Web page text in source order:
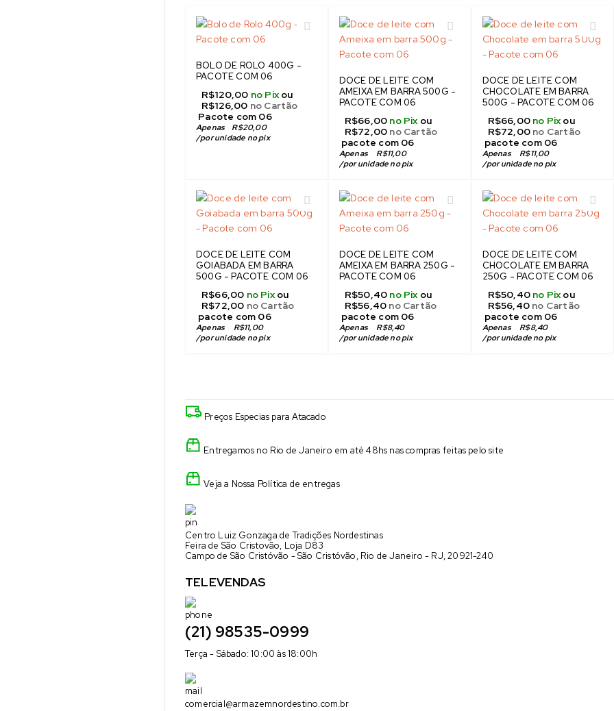
BOLO DE ROLO 400G -
PACOTE COM 06
R$120,00 no Pix ou
R$126,00 no Cartão
Pacote com 06
Apenas R$20,00
/por unidade no pix
DOCE DE LEITE COM
AMEIXA EM BARRA 500G -
PACOTE COM 06
R$66,00 no Pix ou
R$72,00 no Cartão
pacote com 06
Apenas R$11,00
/por unidade no pix
DOCE DE LEITE COM
CHOCOLATE EM BARRA
500G - PACOTE COM 06
R$66,00 no Pixou
R$72,00 no Cartão
pacote com 06
Apenas R$11,00
/por unidade no pix
DOCE DE LEITE COM
GOIABADA EM BARRA
500G - PACOTE COM 06
R$66,00 no Pix ou
R$72,00 no Cartão
pacote com 06
Apenas R$11,00
/por unidade no pix
DOCE DE LEITE COM
AMEIXA EM BARRA 250G -
PACOTE COM 06
R$50,40 no Pix ou
R$56,40 no Cartão
pacote com 06
Apenas R$8,40
/por unidade no pix
DOCE DE LEITE COM
CHOCOLATE EM BARRA
250G - PACOTE COM 06
R$50,40 no Pixou
R$56,40 no Cartão
pacote com 06
Apenas R$8,40
/por unidade no pix
Preços Especias para Atacado
Entregamos no Rio de Janeiro em até 48hs nas compras feitas pelo site
Veja a Nossa Política de entregas
Centro Luiz Gonzaga de Tradições Nordestinas
Feira de São Cristovão, Loja D83
Campo de São Cristóvão - São Cristóvão, Rio de Janeiro - RJ, 20921-240
TELEVENDAS
(21) 98535-0999
Terça - Sábado: 10:00 às 18:00h
comercial@armazemnordestino.com.br